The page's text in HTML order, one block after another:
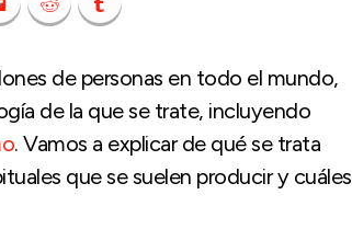
de personas en todo el mundo,
de la que se trate, incluyendo
. Vamos a explicar de qué se trata
que se suelen producir y cuáles